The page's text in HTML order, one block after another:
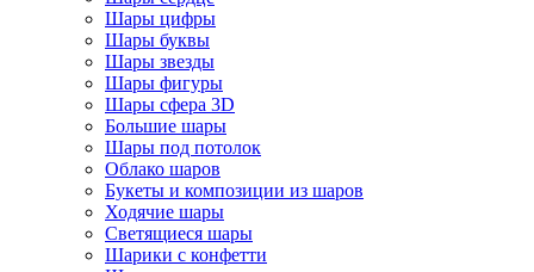
Шары цифры
Шары буквы
Шары звезды
Шары фигуры
Шары сфера 3D
Большие шары
Шары под потолок
Облако шаров
Букеты и композиции из шаров
Ходячие шары
Светящиеся шары
Шарики с конфетти